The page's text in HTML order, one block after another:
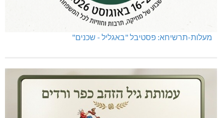
מעלות-תרשיחא: פסטיבל "באגליל - שכנים"